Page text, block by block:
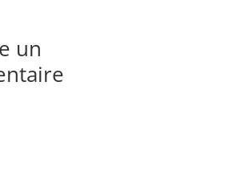
un